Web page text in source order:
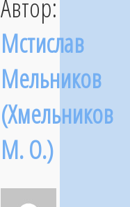
Автор:
Мстислав
Мельников
(Хмельников
М. О.)